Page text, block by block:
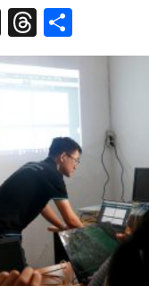
X
T
hr
e
d
s
h
ar
e